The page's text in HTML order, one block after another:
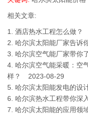
相关文章:
1. 酒店热水工程怎么做？
2. 哈尔滨太阳能厂家告诉
3. 哈尔滨空气能厂家带你
4. 哈尔滨空气能采暖：空
样？
2023-08-29
5. 哈尔滨太阳能发电的设
6. 哈尔滨热水工程带你深
7. 哈尔滨太阳能的应用领